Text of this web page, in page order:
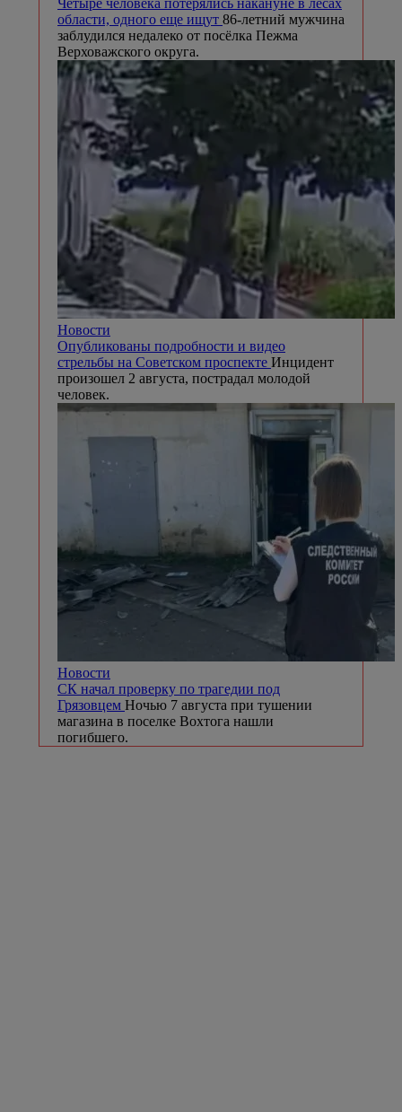
области, одного еще ищут 86-летний мужчина
заблудился недалеко от посёлка Пежма
Верховажского округа.
Новости
Опубликованы подробности и видео
стрельбы на Советском проспекте Инцидент
произошел 2 августа, пострадал молодой
человек.
Новости
СК начал проверку по трагедии под
Грязовцем Ночью 7 августа при тушении
магазина в поселке Вохтога нашли
погибшего.